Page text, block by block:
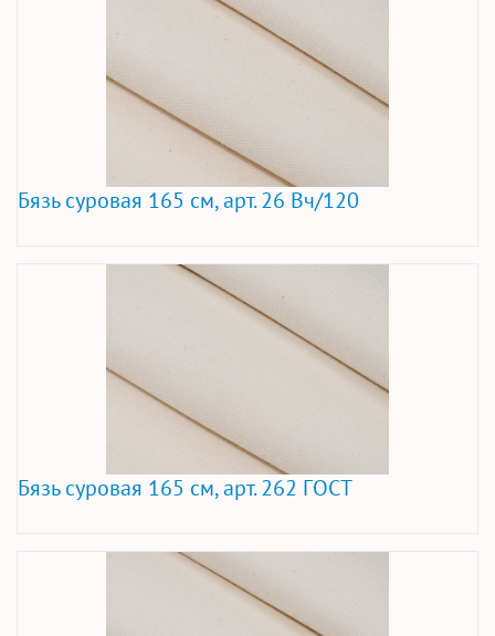
Бязь суровая 165 см, арт. 26 Вч/120
Бязь суровая 165 см, арт. 262 ГОСТ